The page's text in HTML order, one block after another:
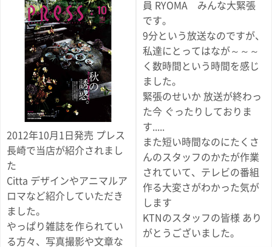
員 RYOMA みんな大緊張
です。
9分という放送なのですが、
私達にとってはなが～～～
く数時間という時間を感じ
ました。
緊張のせいか 放送が終わっ
た今 ぐったりしておりま
す.....
また短い時間なのにたくさ
んのスタッフのかたが作業
されていて、テレビの番組
作る大変さがわかった気が
します
KTNのスタッフの皆様 あり
がとうございました。
2012年10月1日発売 プレス
長崎で当店が紹介されまし
た
Citta デザインやアニマルア
ロマなど紹介していただき
ました。
やっぱり雑誌を作られてい
る方々、写真撮影や文章な